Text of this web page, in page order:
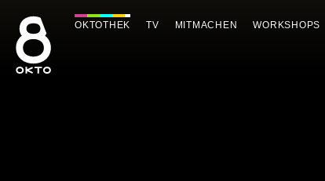
Inhalt
springen
OKTOTHEK TV MITMACHEN WORKSHOPS